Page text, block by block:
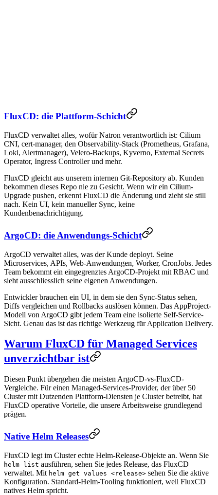
FluxCD: die Plattform-Schicht
FluxCD verwaltet alles, wofür Natron verantwortlich ist: Cilium
CNI, cert-manager, den Observability-Stack (Prometheus, Grafana,
Loki, Alertmanager), Velero-Backups, Kyverno, External Secrets
Operator, Ingress Controller und mehr.
FluxCD gleicht aus unserem internen Git-Repository ab. Kunden
bekommen dieses Repo nie zu Gesicht. Wenn wir ein Cilium-
Upgrade pushen, erkennt FluxCD die Änderung und zieht sie still
nach. Kein UI, kein manueller Sync, keine
Kundenbenachrichtigung.
ArgoCD: die Anwendungs-Schicht
ArgoCD verwaltet alles, was der Kunde deployt. Seine
Microservices, APIs, Web-Anwendungen, Worker, CronJobs. Jedes
Team bekommt ein eingegrenztes ArgoCD-Projekt mit RBAC und
sieht ausschliesslich seine eigenen Anwendungen.
Entwickler brauchen ein UI, in dem sie den Sync-Status sehen,
Diffs vergleichen und Rollbacks auslösen können. Das AppProject-
Modell von ArgoCD gibt jedem Team eine isolierte Self-Service-
Sicht. Genau das ist das richtige Werkzeug für Application Delivery.
Warum FluxCD für Managed Services
unverzichtbar ist
Diesen Punkt übergehen die meisten ArgoCD-vs-FluxCD-
Vergleiche. Für einen Managed-Services-Provider, der über 50
Cluster mit Dutzenden Plattform-Diensten je Cluster betreibt, hat
FluxCD operative Vorteile, die unsere Arbeitsweise grundlegend
prägen.
Native Helm Releases
FluxCD legt im Cluster echte Helm-Release-Objekte an. Wenn Sie
helm list ausführen, sehen Sie jedes Release, das FluxCD
verwaltet. Mit helm get values <release> sehen Sie die aktive
Konfiguration. Standard-Helm-Tooling funktioniert, weil FluxCD
natives Helm spricht.